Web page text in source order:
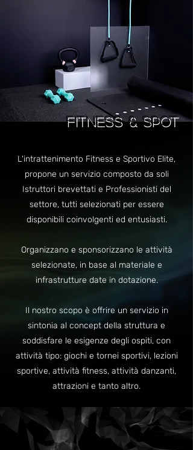
L'intrattenimento Fitness e Sportivo Elite,
propone un servizio composto da soli
Istruttori brevettati e Professionisti del
settore, tutti selezionati per essere
disponibili coinvolgenti ed entusiasti.
Organizzano e sponsorizzano le attività
selezionate, in base al materiale e
infrastrutture date in dotazione.
Il nostro scopo è offrire un servizio in
sintonia al concept della struttura e
soddisfare le esigenze degli ospiti, con
attività tipo: giochi e tornei sportivi, lezioni
sportive, attività fitness, attività danzanti,
attrazioni e tanto altro.
FITNESS & SPOT